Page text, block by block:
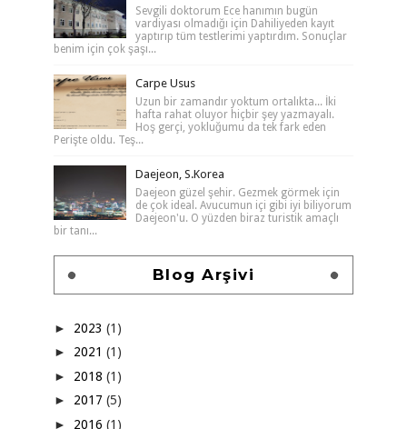
Sevgili doktorum Ece hanımın bugün
vardiyası olmadığı için Dahiliyeden kayıt
yaptırıp tüm testlerimi yaptırdım. Sonuçlar
benim için çok şaşı...
Carpe Usus
Uzun bir zamandır yoktum ortalıkta... İki
hafta rahat oluyor hiçbir şey yazmayalı.
Hoş gerçi, yokluğumu da tek fark eden
Perişte oldu. Teş...
Daejeon, S.Korea
Daejeon güzel şehir. Gezmek görmek için
de çok ideal. Avucumun içi gibi iyi biliyorum
Daejeon'u. O yüzden biraz turistik amaçlı
bir tanı...
Blog Arşivi
► 2023 (1)
► 2021 (1)
► 2018 (1)
► 2017 (5)
► 2016 (1)